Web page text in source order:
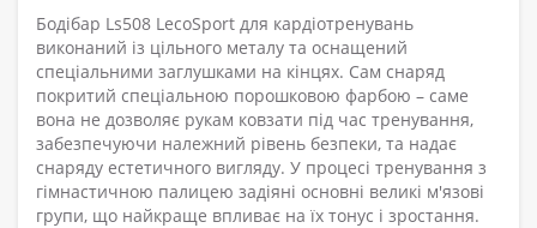
Бодібар Ls508 LecoSport для кардіотренувань
виконаний із цільного металу та оснащений
спеціальними заглушками на кінцях. Сам снаряд
покритий спеціальною порошковою фарбою – саме
вона не дозволяє рукам ковзати під час тренування,
забезпечуючи належний рівень безпеки, та надає
снаряду естетичного вигляду. У процесі тренування з
гімнастичною палицею задіяні основні великі м'язові
групи, що найкраще впливає на їх тонус і зростання.